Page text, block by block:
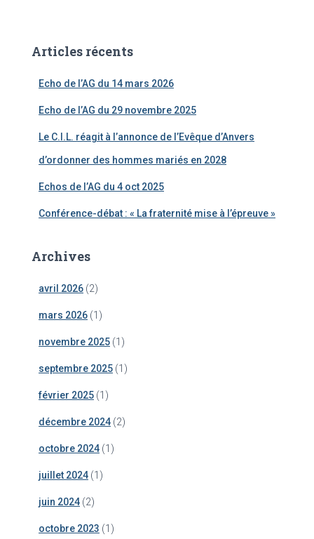
rArticles récents
Echo de l’AG du 14 mars 2026
Echo de l’AG du 29 novembre 2025
Le C.I.L. réagit à l’annonce de l’Evêque d’Anvers
d’ordonner des hommes mariés en 2028
Echos de l’AG du 4 oct 2025
Conférence-débat : « La fraternité mise à l’épreuve »
Archives
avril 2026 (2)
mars 2026 (1)
novembre 2025 (1)
septembre 2025 (1)
février 2025 (1)
décembre 2024 (2)
octobre 2024 (1)
juillet 2024 (1)
juin 2024 (2)
octobre 2023 (1)